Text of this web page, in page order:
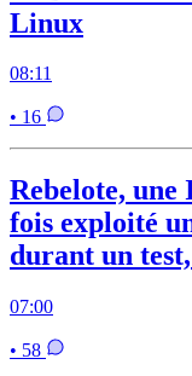
Linux
08:11
• 16
Rebelote, une
fois exploité
durant un
07:00
• 58